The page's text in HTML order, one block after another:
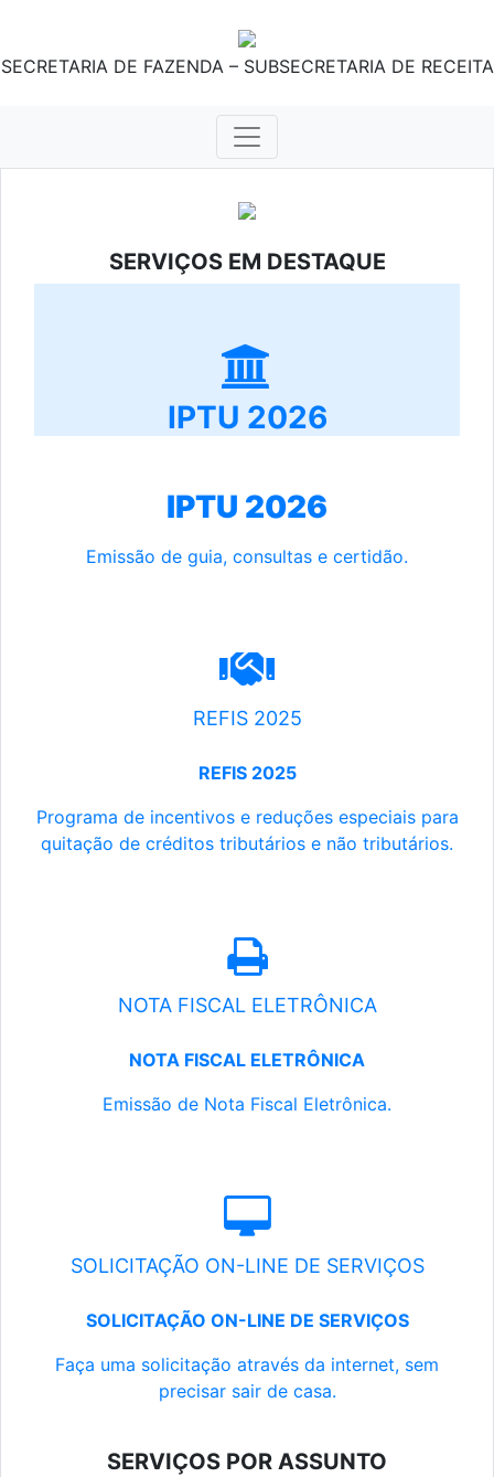
SECRETARIA DE FAZENDA – SUBSECRETARIA DE RECEITA
SERVIÇOS EM DESTAQUE
IPTU 2026
IPTU 2026
Emissão de guia, consultas e certidão.
REFIS 2025
REFIS 2025
Programa de incentivos e reduções especiais para
quitação de créditos tributários e não tributários.
NOTA FISCAL ELETRÔNICA
NOTA FISCAL ELETRÔNICA
Emissão de Nota Fiscal Eletrônica.
SOLICITAÇÃO ON-LINE DE SERVIÇOS
SOLICITAÇÃO ON-LINE DE SERVIÇOS
Faça uma solicitação através da internet, sem
precisar sair de casa.
SERVIÇOS POR ASSUNTO